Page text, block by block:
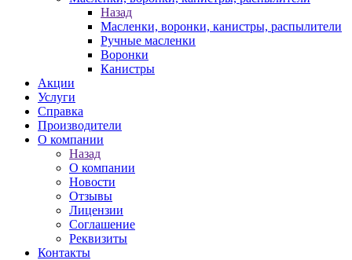
Назад
Масленки, воронки, канистры, распылители
Ручные масленки
Воронки
Канистры
Акции
Услуги
Справка
Производители
О компании
Назад
О компании
Новости
Отзывы
Лицензии
Соглашение
Реквизиты
Контакты